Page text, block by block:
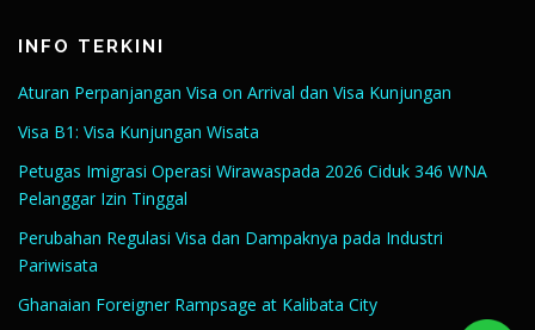
INFO TERKINI
Aturan Perpanjangan Visa on Arrival dan Visa Kunjungan
Visa B1: Visa Kunjungan Wisata
Petugas Imigrasi Operasi Wirawaspada 2026 Ciduk 346 WNA
Pelanggar Izin Tinggal
Perubahan Regulasi Visa dan Dampaknya pada Industri
Pariwisata
Ghanaian Foreigner Rampsage at Kalibata City